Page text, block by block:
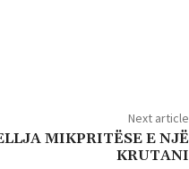
Next article
MIKPRITËSE E NJË
KRUTANI